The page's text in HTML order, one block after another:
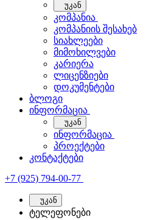
უკან
კომპანია
კომპანიის შესახებ
სიახლეები
მიმოხილვები
კარიერა
ლიცენზიები
დოკუმენტები
ბლოგი
ინფორმაცია
უკან
ინფორმაცია
პროექტები
კონტაქტები
+7 (925) 794-00-77
უკან
ტელეფონები